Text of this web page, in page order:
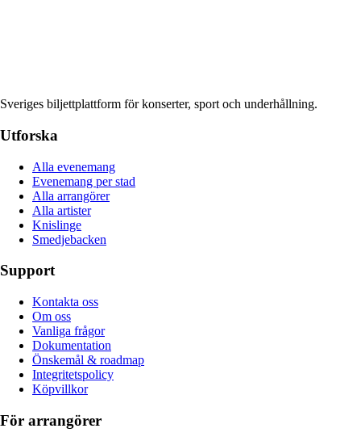
Sveriges biljettplattform för konserter, sport och underhållning.
Utforska
Alla evenemang
Evenemang per stad
Alla arrangörer
Alla artister
Knislinge
Smedjebacken
Support
Kontakta oss
Om oss
Vanliga frågor
Dokumentation
Önskemål & roadmap
Integritetspolicy
Köpvillkor
För arrangörer